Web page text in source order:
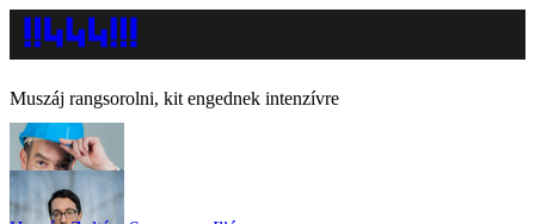
Muszáj rangsorolni, kit engednek intenzívre